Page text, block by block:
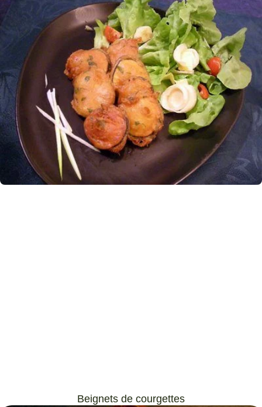
Beignets de courgettes